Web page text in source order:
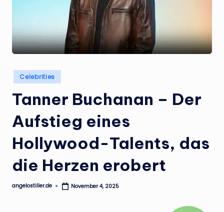
r
.
Posted
in
Celebrities
Tanner Buchanan – Der
Aufstieg eines
Hollywood-Talents, das
die Herzen erobert
Posted
angelostiller.de November 4, 2025